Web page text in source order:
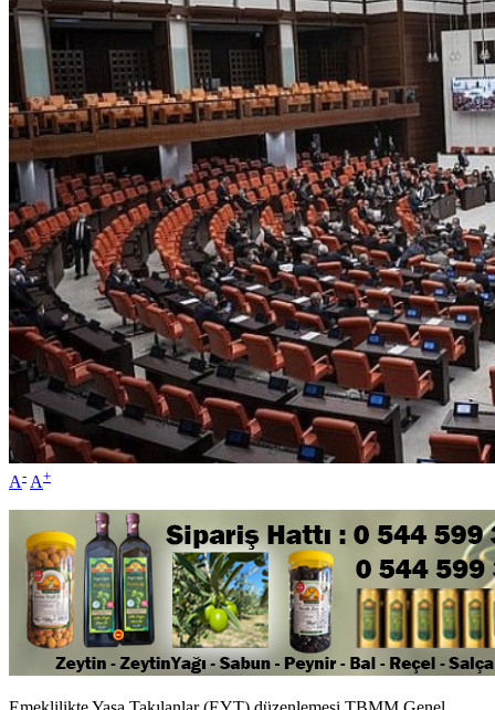
A- A+